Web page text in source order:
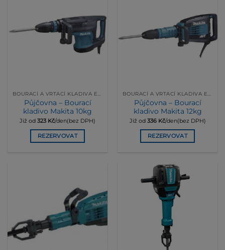
BOURACÍ A VRTACÍ KLADIVA ELEKRICKÁ
Půjčovna – Bourací
kladivo Makita 10kg
Již od 323 Kč/den(bez DPH)
REZERVOVAT
BOURACÍ A VRTACÍ KLADIVA ELEKRICKÁ
Půjčovna – Bourací
kladivo Makita 12kg
Již od 336 Kč/den(bez DPH)
REZERVOVAT